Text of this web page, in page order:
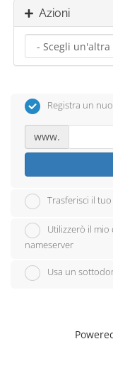
Azioni
Registra un
www.
Trasferisci il
Utilizzerò il
nameserver
Usa un